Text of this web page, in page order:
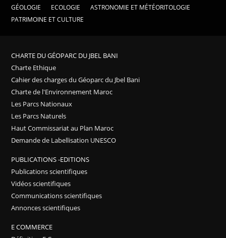
GÉOLOGIE
ECOLOGIE
ASTRONOMIE ET MÉTÉORITOLOGIE
PATRIMOINE ET CULTURE
CHARTE DU GÉOPARC DU JBEL BANI
Charte Ethique
Cahier des charges du Géoparc du Jbel Bani
Charte de l'Environnement Maroc
Les Parcs Nationaux
Les Parcs Naturels
Haut Commissariat au Plan Maroc
Demande de Labellisation UNESCO
PUBLICATIONS -EDITIONS
Publications scientifiques
Vidéos scientifiques
Communications scientifiques
Annonces scientifiques
E COMMERCE